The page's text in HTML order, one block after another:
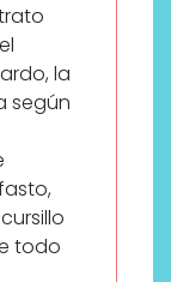
la
según
todo